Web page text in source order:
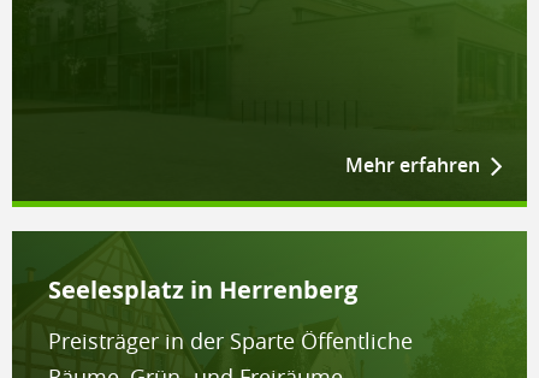
Mehr erfahren
Seelesplatz in Herrenberg
Preisträger in der Sparte Öffentliche